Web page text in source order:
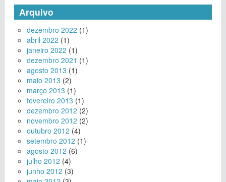
Arquivo
dezembro 2022 (1)
abril 2022 (1)
janeiro 2022 (1)
dezembro 2021 (1)
agosto 2013 (1)
maio 2013 (2)
março 2013 (1)
fevereiro 2013 (1)
dezembro 2012 (2)
novembro 2012 (2)
outubro 2012 (4)
setembro 2012 (1)
agosto 2012 (6)
julho 2012 (4)
junho 2012 (3)